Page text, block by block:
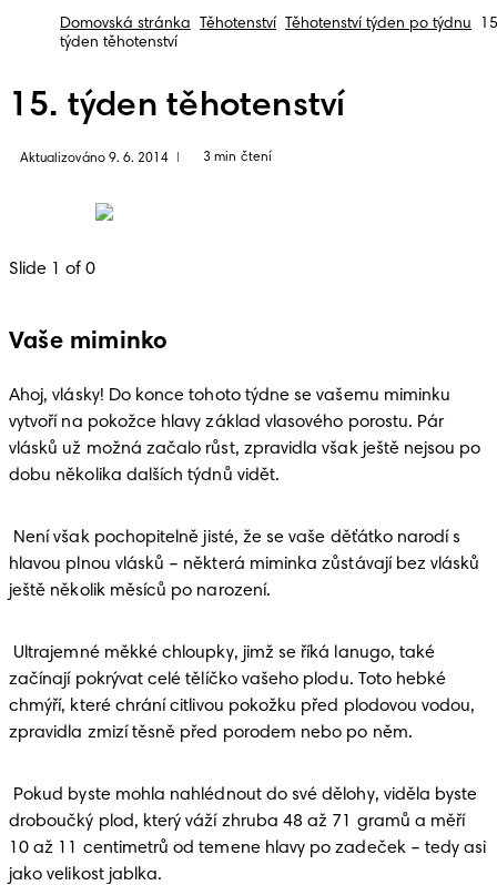
Domovská stránka Těhotenství Těhotenství týden po týdnu
týden těhotenství
15. týden těhotenství
Aktualizováno 9. 6. 2014 3 min čtení
Slide 1 of 0
Vaše miminko
Ahoj, vlásky! Do konce tohoto týdne se vašemu miminku
vytvoří na pokožce hlavy základ vlasového porostu. Pár
vlásků už možná začalo růst, zpravidla však ještě nejsou po
dobu několika dalších týdnů vidět.
hlavou plnou vlásků – některá miminka zůstávají bez vlásků
ještě několik měsíců po narození.
začínají pokrývat celé tělíčko vašeho plodu. Toto hebké
chmýří, které chrání citlivou pokožku před plodovou vodou,
zpravidla zmizí těsně před porodem nebo po něm.
droboučký plod, který váží zhruba 48 až 71 gramů a měří
10 až 11 centimetrů od temene hlavy po zadeček – tedy asi
jako velikost jablka.